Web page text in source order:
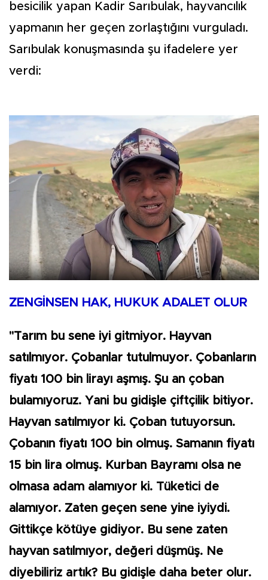
besicilik yapan Kadir Sarıbulak, hayvancılık
yapmanın her geçen zorlaştığını vurguladı.
Sarıbulak konuşmasında şu ifadelere yer
verdi:
ZENGİNSEN HAK, HUKUK ADALET OLUR
"Tarım bu sene iyi gitmiyor. Hayvan
satılmıyor. Çobanlar tutulmuyor. Çobanların
fiyatı 100 bin lirayı aşmış. Şu an çoban
bulamıyoruz. Yani bu gidişle çiftçilik bitiyor.
Hayvan satılmıyor ki. Çoban tutuyorsun.
Çobanın fiyatı 100 bin olmuş. Samanın fiyatı
15 bin lira olmuş. Kurban Bayramı olsa ne
olmasa adam alamıyor ki. Tüketici de
alamıyor. Zaten geçen sene yine iyiydi.
Gittikçe kötüye gidiyor. Bu sene zaten
hayvan satılmıyor, değeri düşmüş. Ne
diyebiliriz artık? Bu gidişle daha beter olur.